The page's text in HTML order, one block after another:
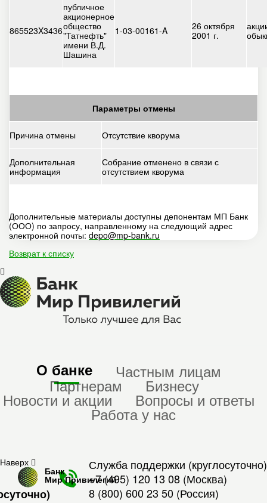
865523X3436
публичное
акционерное
общество
"Татнефть"
имени В.Д.
Шашина
1-03-00161-A
26 октября
2001 г.
Параметры отмены
Причина отмены Отсутствие кворума
Дополнительная
информация
Собрание отменено в связи с
отсутствием кворума
Дополнительные материалы доступны депонентам МП Банк
(ООО) по запросу, направленному на следующий адрес
электронной почты: depo@mp-bank.ru
Возврат к списку
О банке Частным лицам
Партнерам Бизнесу
Новости и акции Вопросы и ответы
Работа у нас
Служба поддержки (круглосуточно)
+7 (495) 120 13 08 (Москва)
8 (800) 600 23 50 (Россия)
Наверх
Банк
Мир Привилегий